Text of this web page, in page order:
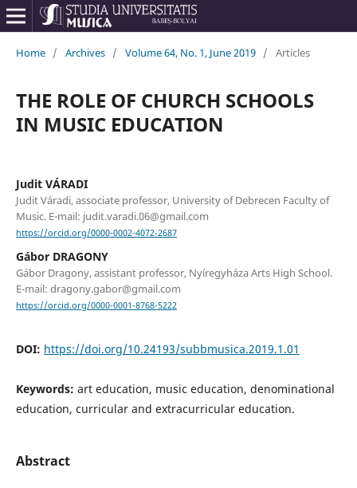
Home / Archives / Volume 64, No. 1, June 2019 / Articles
THE ROLE OF CHURCH SCHOOLS
IN MUSIC EDUCATION
Judit VÁRADI
Judit Váradi, associate professor, University of Debrecen Faculty of
Music. E-mail: judit.varadi.06@gmail.com
https://orcid.org/0000-0002-4072-2687
Gábor DRAGONY
Gábor Dragony, assistant professor, Nyíregyháza Arts High School.
E-mail: dragony.gabor@gmail.com
https://orcid.org/0000-0001-8768-5222
DOI: https://doi.org/10.24193/subbmusica.2019.1.01
Keywords: art education, music education, denominational
education, curricular and extracurricular education.
Abstract